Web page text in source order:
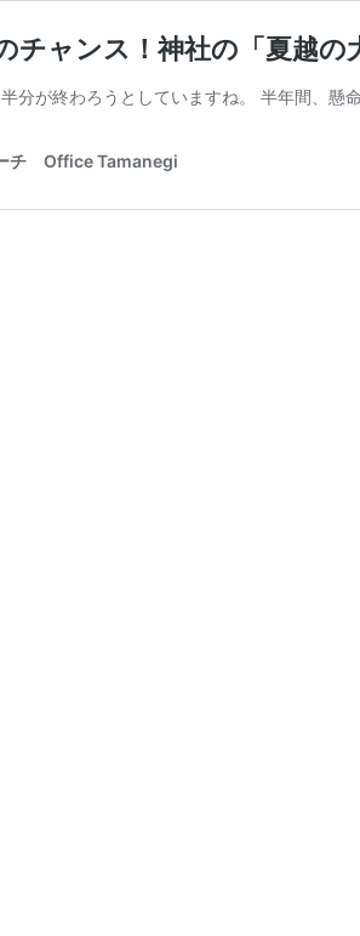
チャンス！神社の「夏越の
分が終わろうとしていますね。 半年間、
チ Office Tamanegi